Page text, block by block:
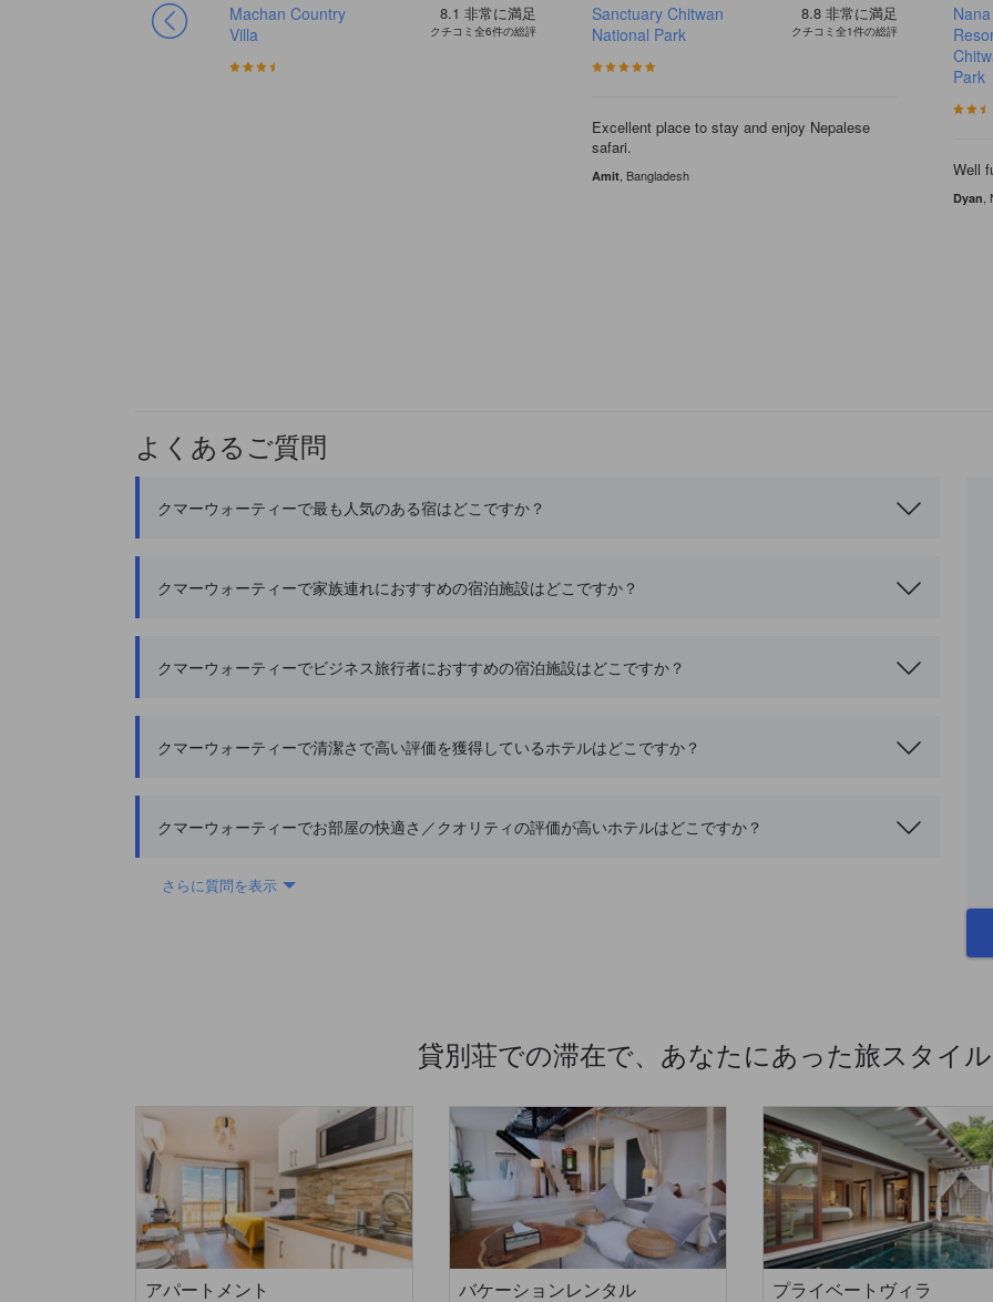
Machan Country
Villa
8.1 非常に満足
クチコミ全6件の総評
Sanctuary Chitwan
National Park
8.8 非常に満足
クチコミ全1件の総評
Excellent place to stay and enjoy Nepalese
safari.
Amit, Bangladesh
Park
Well
Dyan
よくあるご質問
クマーウォーティーで最も人気のある宿はどこですか？
クマーウォーティーで家族連れにおすすめの宿泊施設はどこですか？
クマーウォーティーでビジネス旅行者におすすめの宿泊施設はどこですか？
クマーウォーティーで清潔さで高い評価を獲得しているホテルはどこですか？
クマーウォーティーでお部屋の快適さ／クオリティの評価が高いホテルはどこですか？
さらに質問を表示
貸別荘での滞在で、あなたにあった旅スタイ
アパートメント バケーションレンタル プライベートヴィラ